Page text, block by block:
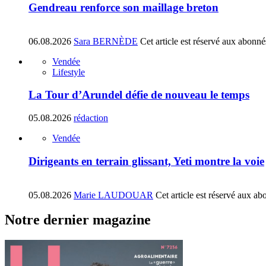
Gendreau renforce son maillage breton
06.08.2026 Sara BERNÈDE Cet article est réservé aux
Vendée
Lifestyle
La Tour d’Arundel défie de nouveau le temps
05.08.2026 rédaction
Vendée
Dirigeants en terrain glissant, Yeti montre la voie
05.08.2026 Marie LAUDOUAR Cet article est réservé aux
Notre dernier magazine